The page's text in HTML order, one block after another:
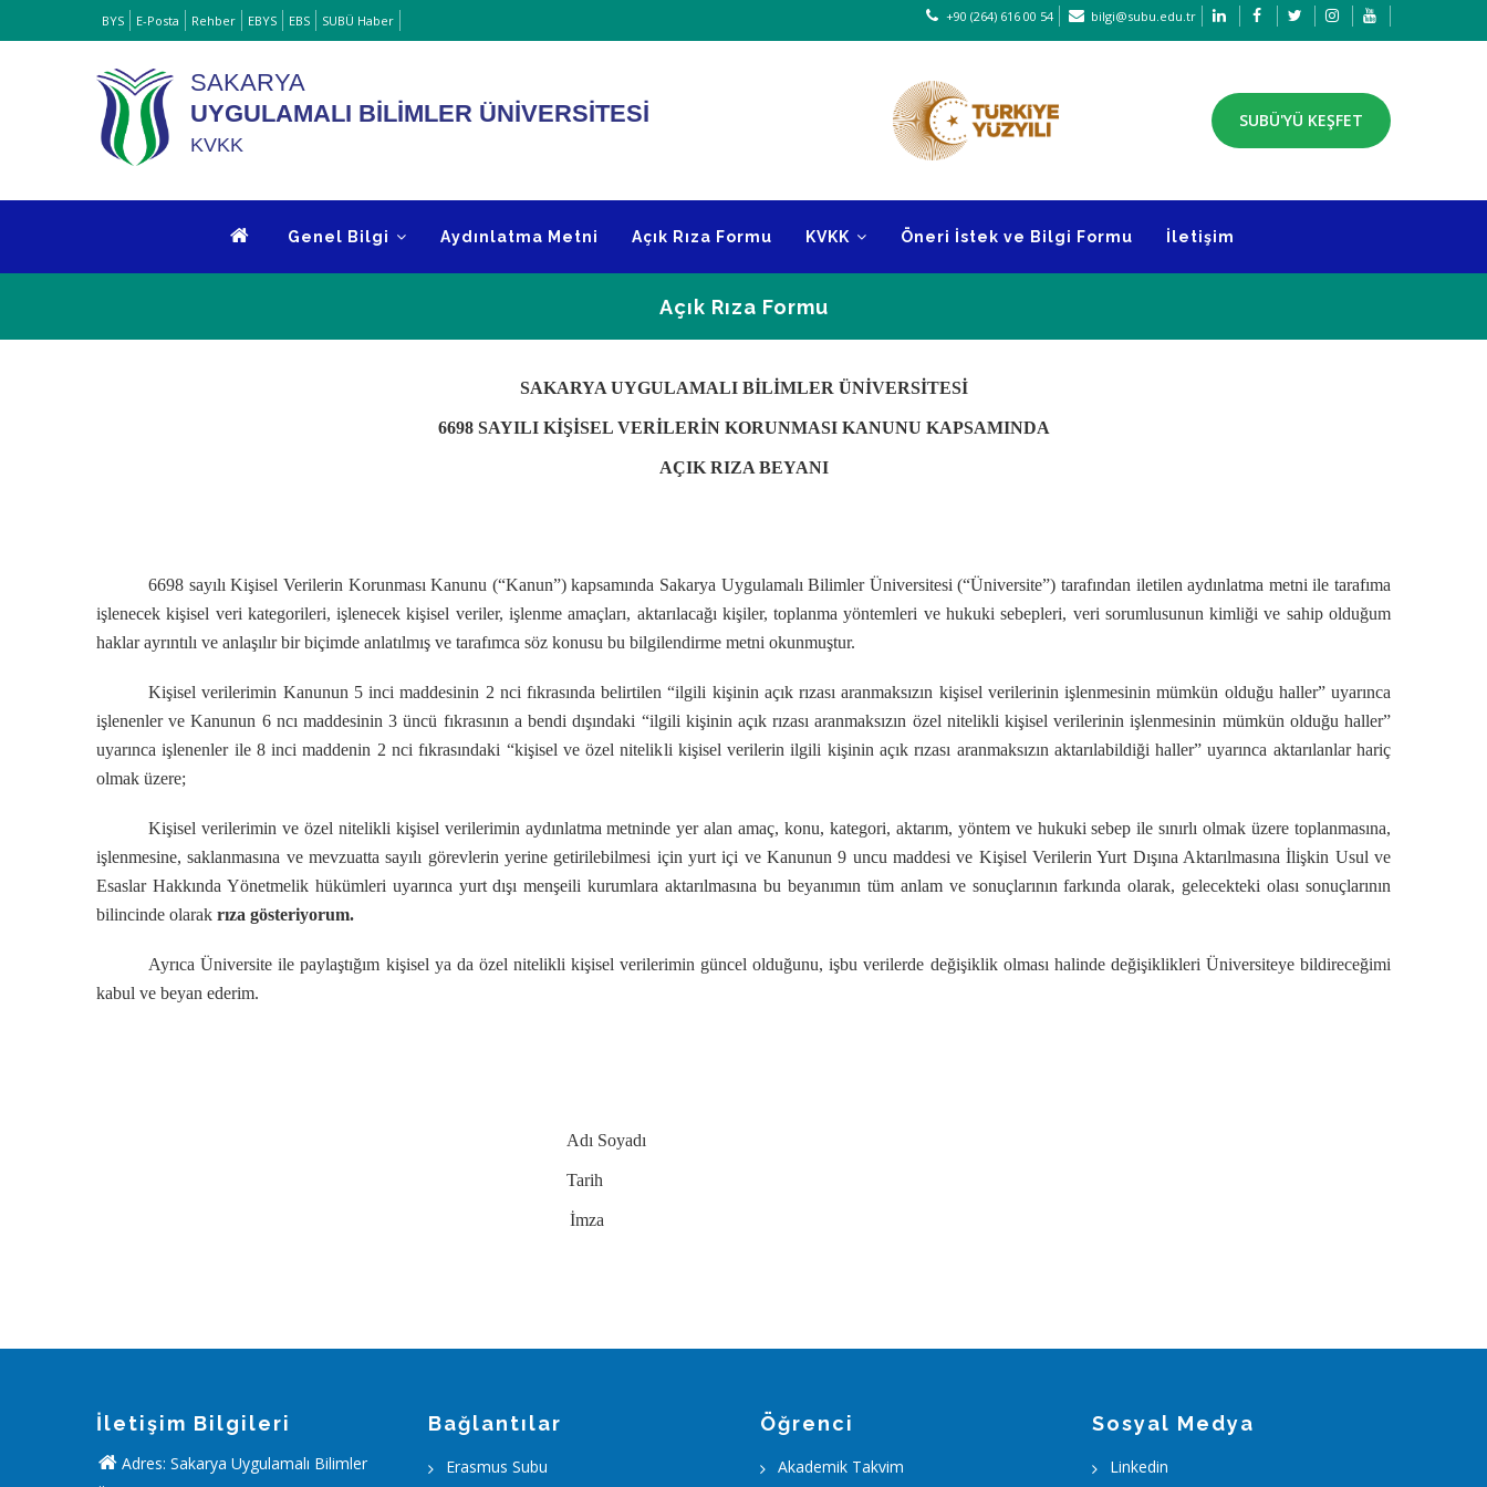
içeriğe
BYS E-Posta Rehber EBYS EBS SUBÜ Haber +90 (264) 616 00 54 bilgi@subu.edu.tr
SAKARYA
UYGULAMALI BİLİMLER ÜNİVERSİTESİ
KVKK
SUBÜ'YÜ KEŞFET
Genel Bilgi Aydınlatma Metni Açık Rıza Formu KVKK Öneri İstek ve Bilgi Formu İletişim
Açık Rıza Formu
Sayfa
Yolu
SAKARYA UYGULAMALI BİLİMLER ÜNİVERSİTESİ
6698 SAYILI KİŞİSEL VERİLERİN KORUNMASI KANUNU KAPSAMINDA
AÇIK RIZA BEYANI
6698 sayılı Kişisel Verilerin KorunmasıKanunu (“Kanun”) kapsamında Sakarya Uygulamalı Bilimler Üniversitesi(“Üniversite”)tarafından iletilen aydınlatma metni ile tarafıma
işlenecek kişisel veri kategorileri, işlenecek kişisel veriler, işlenme amaçları, aktarılacağı kişiler, toplanma yöntemleri ve hukuki sebepleri, veri sorumlusunun kimliği ve sahip olduğum
haklar ayrıntılı ve anlaşılır bir biçimde anlatılmış ve tarafımca söz konusu bu bilgilendirme metni okunmuştur.
Kişisel verilerimin Kanunun 5 inci maddesinin 2 nci fıkrasında belirtilen “ilgili kişinin açık rızası aranmaksızın kişisel verilerinin işlenmesinin mümkün olduğu haller” uyarınca
işlenenler ve Kanunun 6 ncı maddesinin 3 üncü fıkrasının a bendi dışındaki “ilgili kişinin açık rızası aranmaksızın özel nitelikli kişisel verilerinin işlenmesinin mümkün olduğu haller”
uyarınca işlenenler ile 8 inci maddenin 2 nci fıkrasındaki “kişisel ve özel nitelikli kişisel verilerin ilgili kişinin açık rızası aranmaksızın aktarılabildiği haller” uyarınca aktarılanlar hariç
olmak üzere;
Kişisel verilerimin ve özel nitelikli kişisel verilerimin aydınlatma metninde yer alan amaç, konu, kategori, aktarım, yöntem ve hukuki sebep ile sınırlı olmak üzere toplanmasına,
işlenmesine, saklanmasına ve mevzuatta sayılı görevlerin yerine getirilebilmesi için yurt içi ve Kanunun 9 uncu maddesi ve Kişisel Verilerin Yurt Dışına Aktarılmasına İlişkin Usul ve
Esaslar Hakkında Yönetmelik hükümleri uyarınca yurt dışı menşeili kurumlara aktarılmasına bu beyanımın tüm anlam ve sonuçlarının farkında olarak, gelecekteki olası sonuçlarının
bilincinde olarak rıza gösteriyorum.
Ayrıca Üniversite ile paylaştığım kişisel ya da özel nitelikli kişisel verilerimin güncel olduğunu, işbu verilerde değişiklik olması halinde değişiklikleri Üniversiteye bildireceğimi
kabul ve beyan ederim.
Adı Soyadı
Tarih
İmza
İletişim Bilgileri
Adres: Sakarya Uygulamalı Bilimler
Bağlantılar
Erasmus Subu
Öğrenci
Akademik Takvim
Sosyal Medya
Linkedin